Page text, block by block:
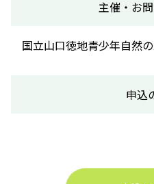
主催・お
国立山口徳地青少年自然
申込